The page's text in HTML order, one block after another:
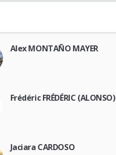
Alex MONTAÑO MAYER
Frédéric FRÉDÉRIC (ALONSO)
Jaciara CARDOSO